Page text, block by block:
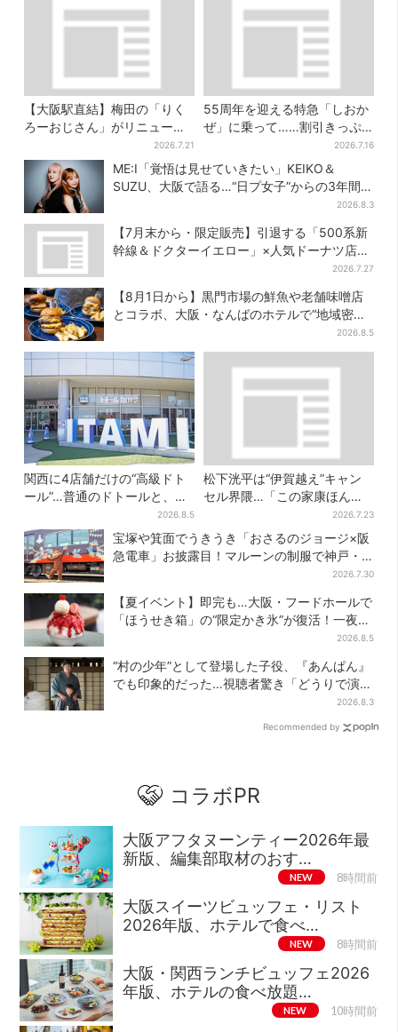
【大阪駅直結】梅田の「りく
ろーおじさん」がリニューア
ル！チーズケーキ以外も充
実…並ばず買える「ロッカ
ー」も設置
2026.7.21
55周年を迎える特急「しおか
ぜ」に乗って……割引きっぷ
で、松山・道後温泉と南予を
満喫【大阪から愛媛へおトク
旅】
2026.7.16
ME:I「覚悟は見せていきたい」KEIKO＆
SUZU、大阪で語る…“日プ女子”からの3年間
2026.8.3
【7月末から・限定販売】引退する「500系新
幹線＆ドクターイエロー」×人気ドーナツ店が
2026.7.27
【8月1日から】黒門市場の鮮魚や老舗味噌店
とコラボ、大阪・なんばのホテルで“地域密
2026.8.5
関西に4店舗だけの“高級ドト
ール”…普通のドトールと、何
が違う？コーヒーは約2倍の
600円
2026.8.5
松下洸平は“伊賀越え”キャン
セル界隈…「この家康ほんと
憎たらしいな」【豊臣兄弟】
2026.7.23
宝塚や箕面でうきうき「おさるのジョージ×阪
急電車」お披露目！マルーンの制服で神戸・
2026.7.30
【夏イベント】即完も…大阪・フードホールで
「ほうせき箱」の“限定かき氷”が復活！一夜限
2026.8.5
“村の少年”として登場した子役、『あんぱん』
でも印象的だった…視聴者驚き「どうりで演技
2026.8.3
Recommended by
コラボPR
大阪アフタヌーンティー2026年最
新版、編集部取材のおす…
NEW 8時間前
大阪スイーツビュッフェ・リスト
2026年版、ホテルで食べ…
NEW 8時間前
大阪・関西ランチビュッフェ2026
年版、ホテルの食べ放題…
NEW 10時間前